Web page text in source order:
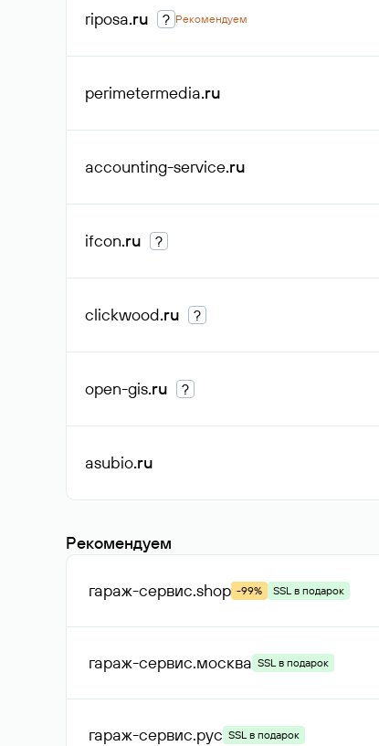
riposa.ru ? Рекомендуем
perimetermedia.ru
accounting-service.ru
ifcon.ru ?
clickwood.ru ?
open-gis.ru ?
asubio.ru
Рекомендуем
гараж-сервис.shop -99% SSL в подарок
гараж-сервис.москва SSL в подарок
гараж-сервис.рус SSL в подарок